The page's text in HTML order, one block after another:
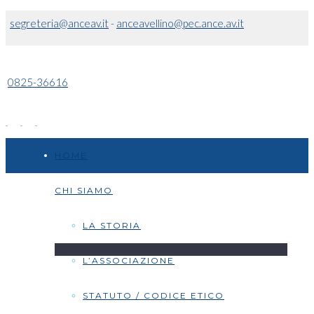
segreteria@anceav.it- anceavellino@pec.ance.av.it
0825-36616
CHI SIAMO
LA STORIA
L’ASSOCIAZIONE
STATUTO / CODICE ETICO